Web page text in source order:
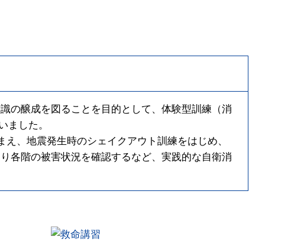
の醸成を図ることを目的として、体験型訓練（消
ました。
、地震発生時のシェイクアウト訓練をはじめ、
各階の被害状況を確認するなど、実践的な自衛消